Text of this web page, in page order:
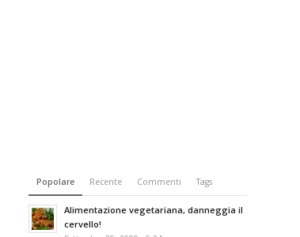
Popolare Recente Commenti Tags
Alimentazione vegetariana, danneggia il
cervello!